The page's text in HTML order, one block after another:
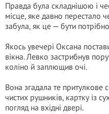
Правда була складнішою і
місце, яке давно перестало
забула, як це — бути
Якось увечері Оксана
вікна. Левко застрибнув
коліно й заплющив очі.
Вона згадала те притулкове
чистих рушників, картку із
погляд на вхідні двері.